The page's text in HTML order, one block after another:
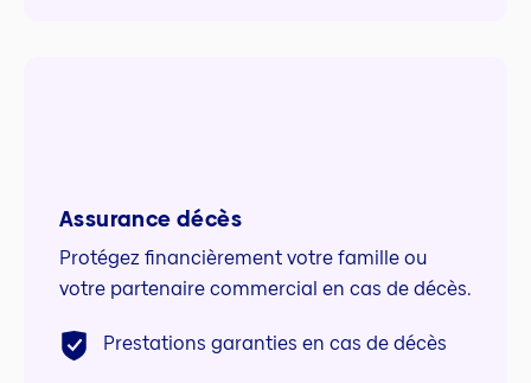
Assurance décès
Protégez financièrement votre famille ou
votre partenaire commercial en cas de décès.
Prestations garanties en cas de décès